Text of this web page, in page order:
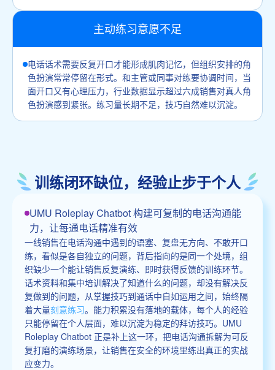
主动练习意愿不足
电话话术需要反复开口才能形成肌肉记忆，但组织安排的角
色扮演常常停留在形式。和主管或同事对练要协调时间，当
面开口又有心理压力，行业数据显示超过六成销售对真人角
色扮演感到紧张。练习量长期不足，技巧自然难以沉淀。
训练闭环缺位，经验止步于个人
UMU Roleplay Chatbot 构建可复制的电话沟通能
力，让每通电话精准有效
一线销售在电话沟通中遇到的语塞、复盘无方向、不敢开口
练，看似是各自独立的问题，背后指向的是同一个处境，组
织缺少一个能让销售反复演练、即时获得反馈的训练环节。
话术资料和集中培训解决了知道什么的问题，却没有解决反
复做到的问题，从掌握技巧到通话中自如运用之间，始终隔
着大量刻意练习。能力积累没有落地的载体，每个人的经验
只能停留在个人层面，难以沉淀为稳定的拜访技巧。UMU
Roleplay Chatbot 正是补上这一环，把电话沟通拆解为可反
复打磨的演练场景，让销售在安全的环境里练出真正的实战
应变力。